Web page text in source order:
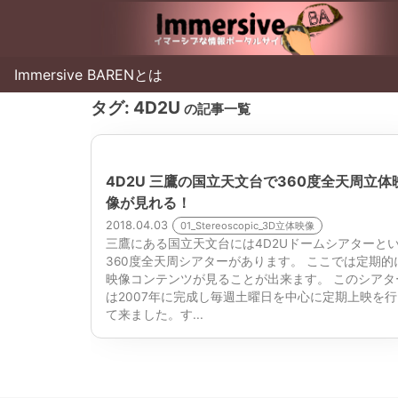
Immersive BARENとは
タグ: 4D2U の記事一覧
4D2U 三鷹の国立天文台で360度全天周立体
像が見れる！
2018.04.03 01_Stereoscopic_3D立体映像
三鷹にある国立天文台には4D2Uドームシアターと
360度全天周シアターがあります。 ここでは定期的
映像コンテンツが見ることが出来ます。 このシアタ
は2007年に完成し毎週土曜日を中心に定期上映を行
て来ました。す...